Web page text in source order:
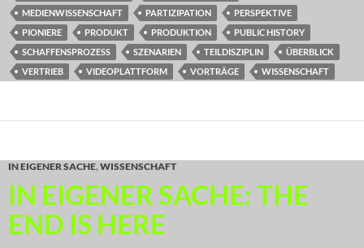
MEDIENWISSENSCHAFT
PARTIZIPATION
PERSPEKTIVE
PIONIERE
PRODUKT PRODUKTION
PUBLIC HISTORY
SCHAFFENSPROZESS
SZENARIEN TEILDISZIPLIN
ÜBERBLICK
VERTRIEB
VIDEOPLATTFORM VORTRÄGE WISSENSCHAFT
IN EIGENER SACHE,WISSENSCHAFT
IN EIGENER SACHE: THE
END IS HERE